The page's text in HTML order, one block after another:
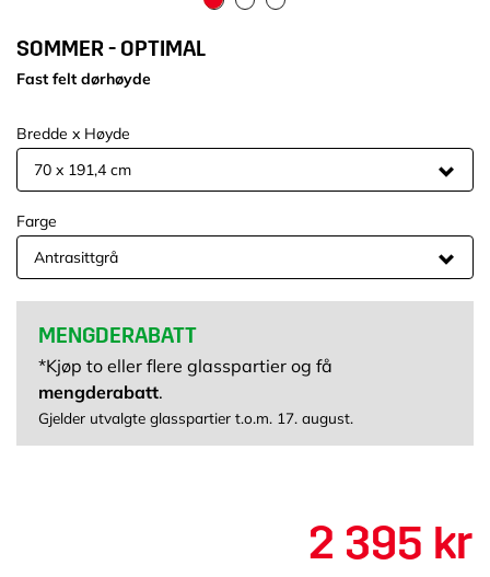
SOMMER - OPTIMAL
Fast felt dørhøyde
Bredde x Høyde
Farge
MENGDERABATT
*Kjøp to eller flere glasspartier og få
mengderabatt.
Gjelder utvalgte glasspartier t.o.m. 17. august.
2 395 kr